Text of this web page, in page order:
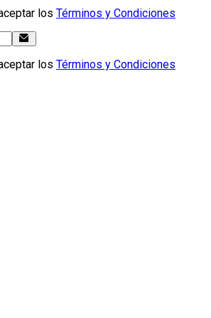
los Términos y Condiciones
los Términos y Condiciones